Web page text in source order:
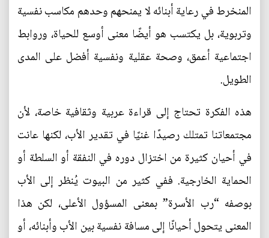
المنخرط في رعاية أبنائه لا يمنحهم وحدهم مكاسب نفسية
وتربوية، بل يكتسب هو أيضًا معنى أوسع للحياة، وروابط
اجتماعية أعمق، وصحة عقلية ونفسية أفضل على المدى
الطويل.
هذه الفكرة تحتاج إلى قراءة عربية وثقافية خاصة، لأن
مجتمعاتنا تمتلك رصيدًا غنيًا في تقدير الأب، لكنها عانت
في أحيان كثيرة من اختزال دوره في النفقة أو السلطة أو
الحماية الخارجية. ففي كثير من البيوت يُنظر إلى الأب
بوصفه “رب الأسرة” بمعنى المسؤول الأعلى، لكن هذا
المعنى يتحول أحيانًا إلى مسافة نفسية بين الأب وأبنائه، أو